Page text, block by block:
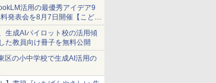
活用の最優秀アイデア9
発表会を8月7日開催【こども
ト】
生成AIパイロット校の活用傾
た教員向け冊子を無料公開
区の小中学校で生成AI活用の